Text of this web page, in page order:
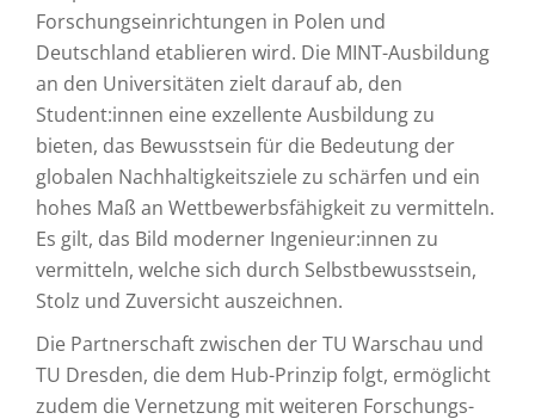
Forschungseinrichtungen in Polen und
Deutschland etablieren wird. Die MINT-Ausbildung
an den Universitäten zielt darauf ab, den
Student:innen eine exzellente Ausbildung zu
bieten, das Bewusstsein für die Bedeutung der
globalen Nachhaltigkeitsziele zu schärfen und ein
hohes Maß an Wettbewerbsfähigkeit zu vermitteln.
Es gilt, das Bild moderner Ingenieur:innen zu
vermitteln, welche sich durch Selbstbewusstsein,
Stolz und Zuversicht auszeichnen.
Die Partnerschaft zwischen der TU Warschau und
TU Dresden, die dem Hub-Prinzip folgt, ermöglicht
zudem die Vernetzung mit weiteren Forschungs-